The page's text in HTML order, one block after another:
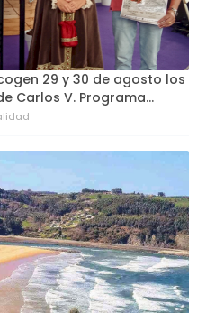
29 y 30 de agosto los
Carlos V. Programa…